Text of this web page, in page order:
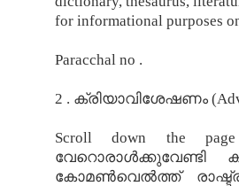
for informational purposes
Paracchal‍ no .
2 . ക്രിയാവിശേഷണം
Scroll down the
കോമണ്‍വെല്‍ത്ത്‌